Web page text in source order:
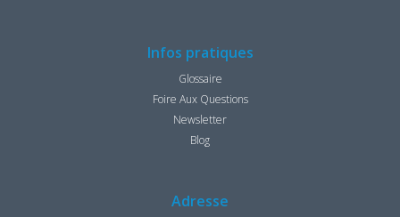
Infos pratiques
Glossaire
Foire Aux Questions
Newsletter
Blog
Adresse